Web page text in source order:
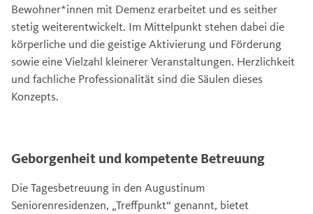
Bewohner*innen mit Demenz erarbeitet und es seither
stetig weiterentwickelt. Im Mittelpunkt stehen dabei die
körperliche und die geistige Aktivierung und Förderung
sowie eine Vielzahl kleinerer Veranstaltungen. Herzlichkeit
und fachliche Professionalität sind die Säulen dieses
Konzepts.
Geborgenheit und kompetente Betreuung
Die Tagesbetreuung in den Augustinum
Seniorenresidenzen, „Treffpunkt“ genannt, bietet